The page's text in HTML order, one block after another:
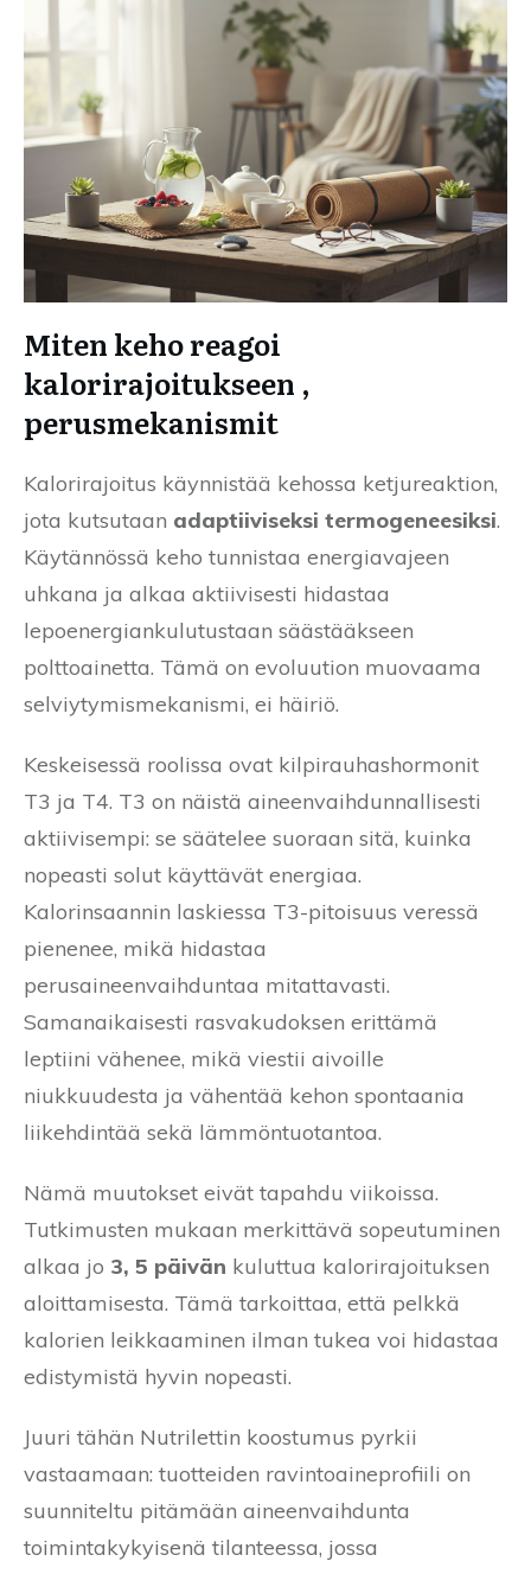
Miten keho reagoi
kalorirajoitukseen ,
perusmekanismit
Kalorirajoitus käynnistää kehossa ketjureaktion,
jota kutsutaan adaptiiviseksi termogeneesiksi.
Käytännössä keho tunnistaa energiavajeen
uhkana ja alkaa aktiivisesti hidastaa
lepoenergiankulutustaan säästääkseen
polttoainetta. Tämä on evoluution muovaama
selviytymismekanismi, ei häiriö.
Keskeisessä roolissa ovat kilpirauhashormonit
T3 ja T4. T3 on näistä aineenvaihdunnallisesti
aktiivisempi: se säätelee suoraan sitä, kuinka
nopeasti solut käyttävät energiaa.
Kalorinsaannin laskiessa T3-pitoisuus veressä
pienenee, mikä hidastaa
perusaineenvaihduntaa mitattavasti.
Samanaikaisesti rasvakudoksen erittämä
leptiini vähenee, mikä viestii aivoille
niukkuudesta ja vähentää kehon spontaania
liikehdintää sekä lämmöntuotantoa.
Nämä muutokset eivät tapahdu viikoissa.
Tutkimusten mukaan merkittävä sopeutuminen
alkaa jo 3, 5 päivän kuluttua kalorirajoituksen
aloittamisesta. Tämä tarkoittaa, että pelkkä
kalorien leikkaaminen ilman tukea voi hidastaa
edistymistä hyvin nopeasti.
Juuri tähän Nutrilettin koostumus pyrkii
vastaamaan: tuotteiden ravintoaineprofiili on
suunniteltu pitämään aineenvaihdunta
toimintakykyisenä tilanteessa, jossa